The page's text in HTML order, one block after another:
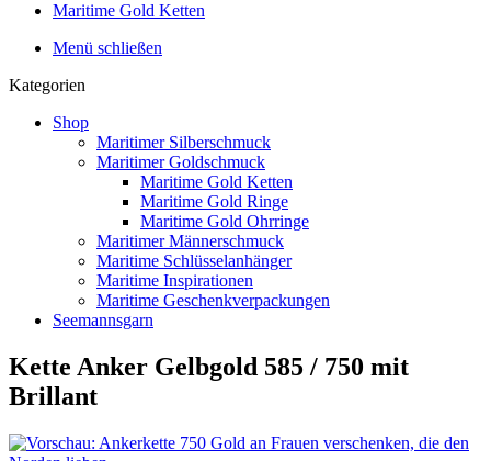
Maritime Gold Ketten
Menü schließen
Kategorien
Shop
Maritimer Silberschmuck
Maritimer Goldschmuck
Maritime Gold Ketten
Maritime Gold Ringe
Maritime Gold Ohrringe
Maritimer Männerschmuck
Maritime Schlüsselanhänger
Maritime Inspirationen
Maritime Geschenkverpackungen
Seemannsgarn
Kette Anker Gelbgold 585 / 750 mit
Brillant